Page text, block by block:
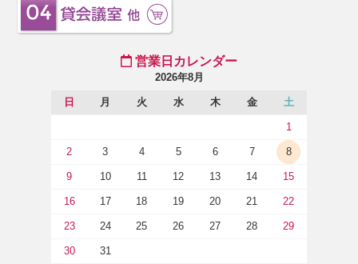
営業日カレンダー
2026年8月
日 月 火 水 木 金 土
1
2 3 4 5 6 7 8
9 10 11 12 13 14 15
16 17 18 19 20 21 22
23 24 25 26 27 28 29
30 31